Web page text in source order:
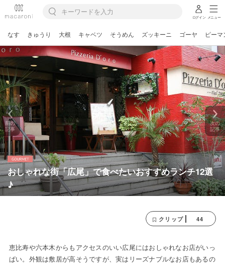
ログイン メニュー
なす きゅうり 大根 キャベツ そうめん ズッキーニ ゴーヤ ピーマ
おしゃれな街「広尾」で食べたいおすすめランチ12選
♪
前の
記事
次の
記事
クリップ 44
恵比寿や六本木からもアクセスのいい広尾にはおしゃれなお店がいっ
ぱい。外観は敷居が高そうですが、実はリーズナブルなお店もあるの